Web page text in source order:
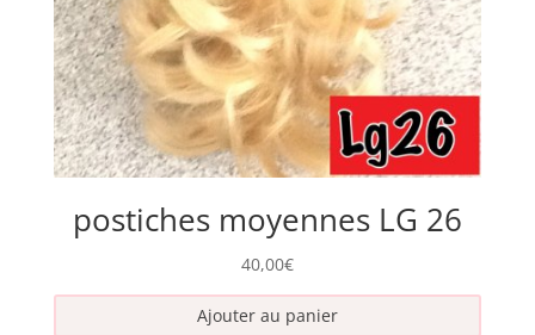
postiches moyennes LG 26
40,00€
Ajouter au panier